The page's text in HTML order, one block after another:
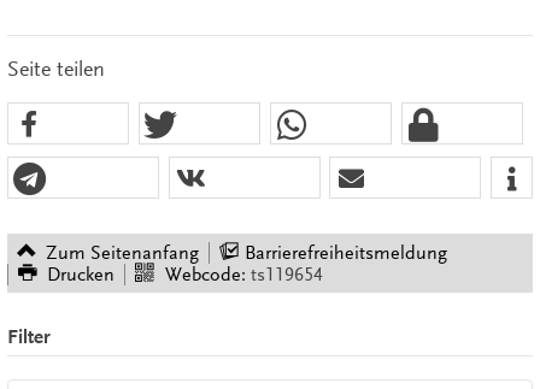
Seite teilen
Zum Seitenanfang
Barrierefreiheitsmeldung
Drucken
Webcode: ts119654
Filter